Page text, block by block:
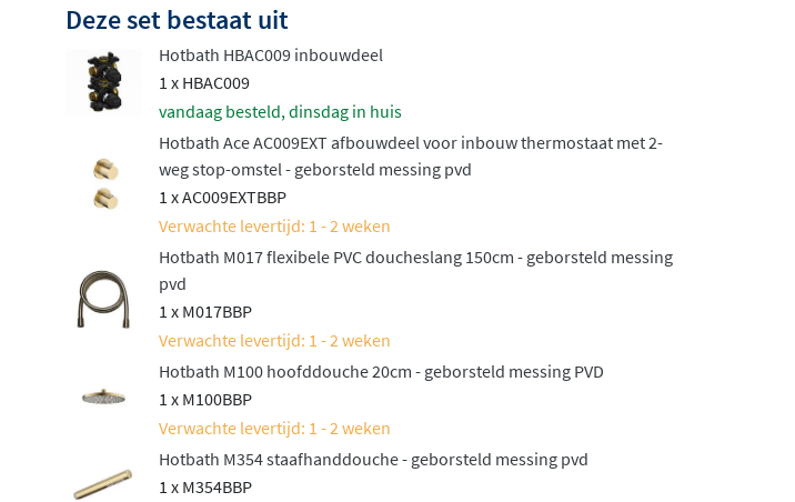
Deze set bestaat uit
Hotbath HBAC009 inbouwdeel
1 x HBAC009
vandaag besteld, dinsdag in huis
Hotbath Ace AC009EXT afbouwdeel voor inbouw thermostaat met 2-
weg stop-omstel - geborsteld messing pvd
1 x AC009EXTBBP
Verwachte levertijd: 1 - 2 weken
Hotbath M017 flexibele PVC doucheslang 150cm - geborsteld messing
pvd
1 x M017BBP
Verwachte levertijd: 1 - 2 weken
Hotbath M100 hoofddouche 20cm - geborsteld messing PVD
1 x M100BBP
Verwachte levertijd: 1 - 2 weken
Hotbath M354 staafhanddouche - geborsteld messing pvd
1 x M354BBP